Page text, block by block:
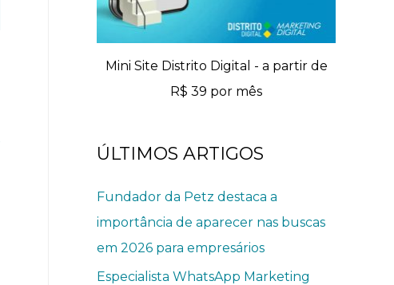
Mini Site Distrito Digital - a partir de
R$ 39 por mês
ÚLTIMOS ARTIGOS
Fundador da Petz destaca a
importância de aparecer nas buscas
em 2026 para empresários
Especialista WhatsApp Marketing